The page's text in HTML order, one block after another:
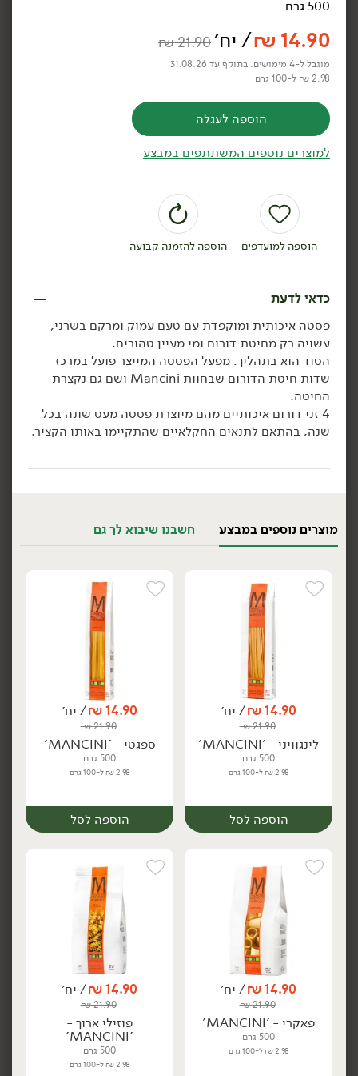
500 גרם
הוספה לסל
יח׳קונצ'יליוני - 'DE CECCO'
500 גרם
הוספה לסל הוספה לסל
500 גרם
הוספה לסל
CECCO'
500 גרם
הוספה לסל
21.90
₪/ יח׳
500 גרם
4.38 ₪ ל-100 גרם
הוספה לסל
17.90
₪/ יח׳
CECCO'
250 גרם
הוספה לסל
500 גרם
14.90
₪/ יח׳21.90
₪
מוגבל ל-4 מימושים. בתוקף עד 31.08.26
2.98 ₪ ל-100 גרם
הוספה לעגלה
למוצרים נוספים המשתתפים במבצע
הוספה למועדפים הוספה להזמנה קבועה
כדאי לדעת
פסטה איכותית ומוקפדת עם טעם עמוק ומרקם בשרני,
עשויה רק מחיטת דורום ומי מעיין טהורים.
הסוד הוא בתהליך: מפעל הפסטה המייצר פועל במרכז
שדות חיטת הדורום שבחוות Mancini ושם גם נקצרת
החיטה.
4 זני דורום איכותיים מהם מיוצרת פסטה מעט שונה בכל
שנה, בהתאם לתנאים החקלאיים שהתקיימו באותו הקציר.
מוצרים נוספים במבצע חשבנו שיבוא לך גם
14.90
₪/ יח׳
21.90
₪
לינגוויני - 'MANCINI'
500 גרם
2.98 ₪ ל-100 גרם
הוספה לסל
יח׳
14.90
₪/ יח׳
21.90
₪
ספגטי - 'MANCINI'
500 גרם
2.98 ₪ ל-100 גרם
הוספה לסל
יח׳
14.90
₪/ יח׳
21.90
₪
פאקרי - 'MANCINI'
500 גרם
2.98 ₪ ל-100 גרם
14.90
₪/ יח׳
21.90
₪
פוזילי ארוך -
'MANCINI'
500 גרם
2.98 ₪ ל-100 גרם